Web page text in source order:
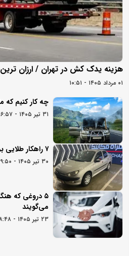
هزینه یدک کش در تهران / ارزان ترین ها
۰۱ مرداد ۱۴۰۵ - ۱۰:۵۱
چه کار کنیم که
۳۱ تیر ۱۴۰۵ - ۱۶:۵۷
۷ راهکار طلایی برای خرید خودروی دست دوم
۳۰ تیر ۱۴۰۵ - ۰۹:۵۰
۵ دروغی که
می‌گویند
۲۳ تیر ۱۴۰۵ - ۱۸:۴۸